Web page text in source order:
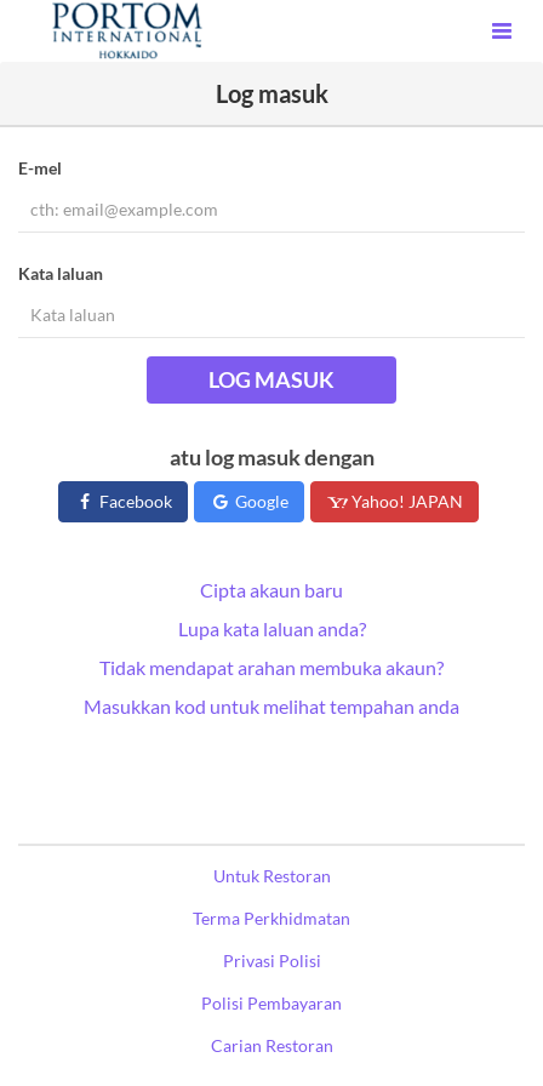
Log masuk
E-mel
Kata laluan
LOG MASUK
atu log masuk dengan
Facebook Google Yahoo! JAPAN
Cipta akaun baru
Lupa kata laluan anda?
Tidak mendapat arahan membuka akaun?
Masukkan kod untuk melihat tempahan anda
Untuk Restoran
Terma Perkhidmatan
Privasi Polisi
Polisi Pembayaran
Carian Restoran